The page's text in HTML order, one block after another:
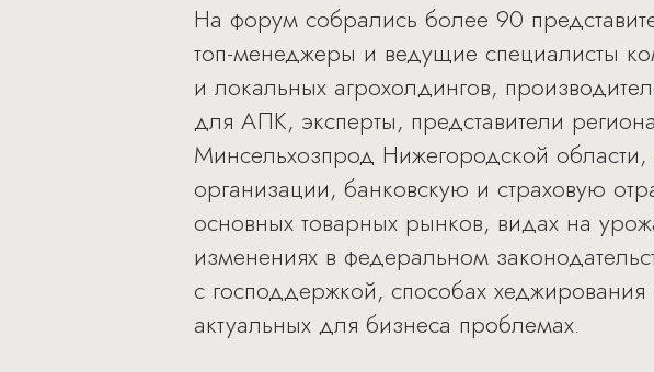
На форум собрались более 90
топ-менеджеры и ведущие специалисты
и локальных агрохолдингов,
для АПК, эксперты, представители
Минсельхозпрод Нижегородской
организации, банковскую и страховую
основных товарных рынков, видах на
изменениях в федеральном
с господдержкой, способах
актуальных для бизнеса проблемах.